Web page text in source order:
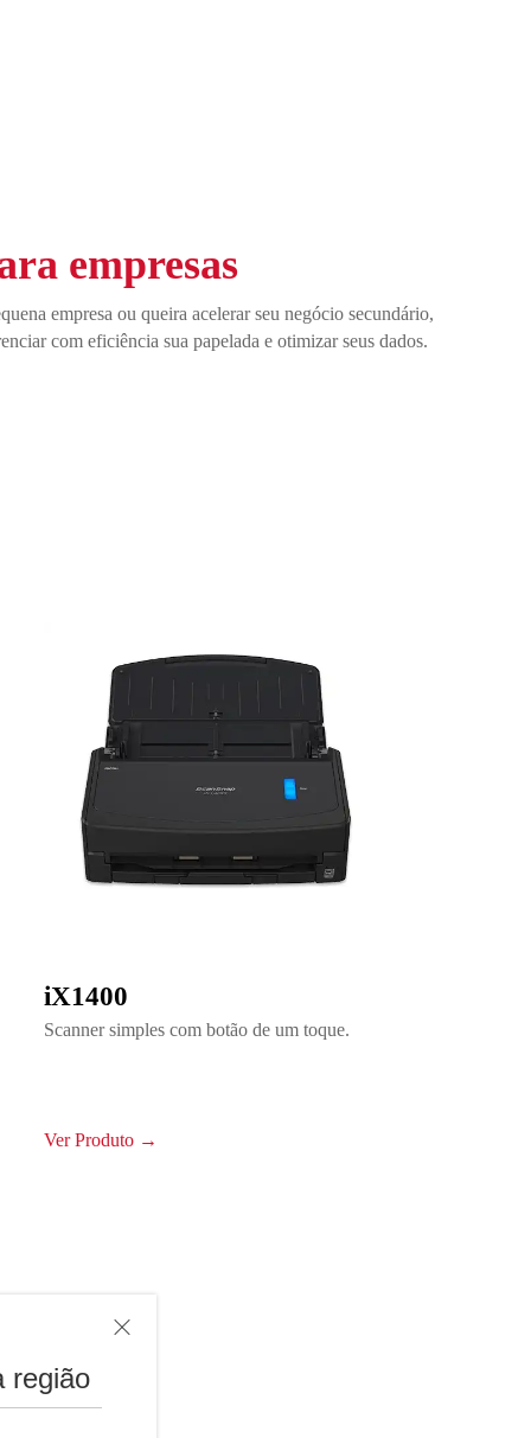
região
empresas
empresa ou queira acelerar seu negócio secundário,
com eficiência sua papelada e otimizar seus dados.
iX1400
Scanner simples com botão de um toque.
Ver Produto →